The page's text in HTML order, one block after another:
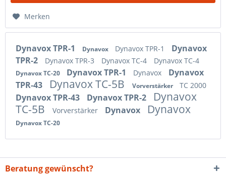
Merken
Dynavox TPR-1 Dynavox Dynavox TPR-1
Dynavox
TPR-2
Dynavox TPR-3 Dynavox TC-4 Dynavox TC-4
Dynavox TC-20 Dynavox TPR-1 Dynavox
Dynavox
TPR-43
Dynavox TC-5B Vorverstärker TC 2000
Dynavox TPR-43 Dynavox TPR-2
Dynavox
TC-5B
Vorverstärker Dynavox Dynavox
Dynavox TC-20
Beratung gewünscht?